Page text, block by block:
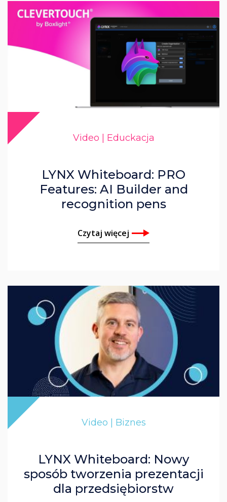
Video | Educkacja
LYNX Whiteboard: PRO
Features: AI Builder and
recognition pens
Czytaj więcej
Video | Biznes
LYNX Whiteboard: Nowy
sposób tworzenia prezentacji
dla przedsiębiorstw